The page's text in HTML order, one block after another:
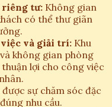
riêng tư: Không gian
có thể thư giãn
và giải trí: Khu
không gian phòng
lợi cho công việc
được sự chăm sóc đặc
nhu cầu.